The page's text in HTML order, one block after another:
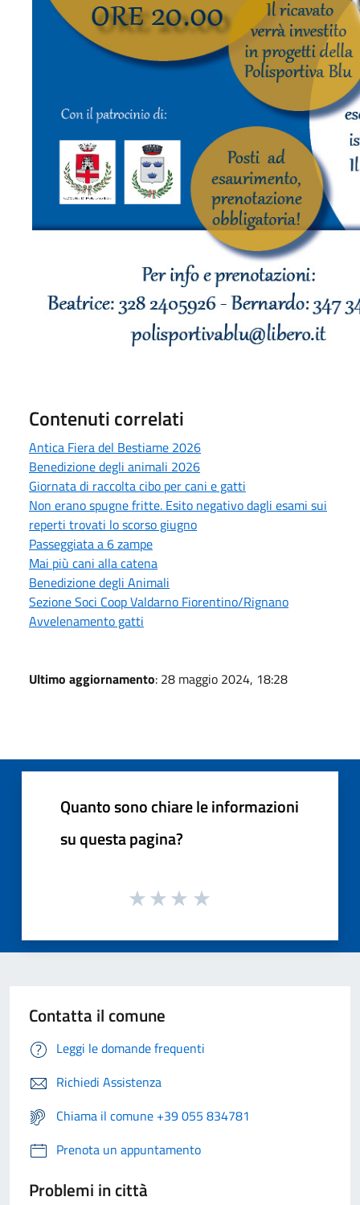
Contenuti correlati
Antica Fiera del Bestiame 2026
Benedizione degli animali 2026
Giornata di raccolta cibo per cani e gatti
Non erano spugne fritte. Esito negativo dagli esami sui
reperti trovati lo scorso giugno
Passeggiata a 6 zampe
Mai più cani alla catena
Benedizione degli Animali
Sezione Soci Coop Valdarno Fiorentino/Rignano
Avvelenamento gatti
Ultimo aggiornamento: 28 maggio 2024, 18:28
Quanto sono chiare le informazioni
su questa pagina?
Contatta il comune
Leggi le domande frequenti
Richiedi Assistenza
Chiama il comune +39 055 834781
Prenota un appuntamento
Problemi in città